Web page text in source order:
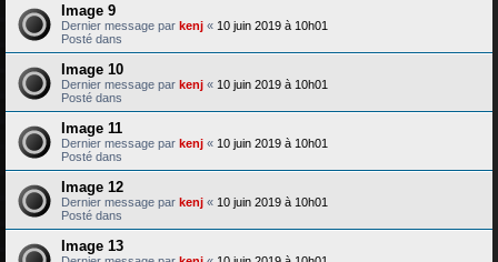
Image 9
Dernier message par kenj « 10 juin 2019 à 10h01
Posté dans
Image 10
Dernier message par kenj « 10 juin 2019 à 10h01
Posté dans
Image 11
Dernier message par kenj « 10 juin 2019 à 10h01
Posté dans
Image 12
Dernier message par kenj « 10 juin 2019 à 10h01
Posté dans
Image 13